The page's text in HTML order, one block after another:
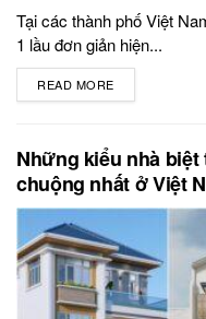
Tại các thành phố Việt
1 lầu đơn giản hiện...
READ MORE
Những kiểu nhà
chuộng nhất ở Việt